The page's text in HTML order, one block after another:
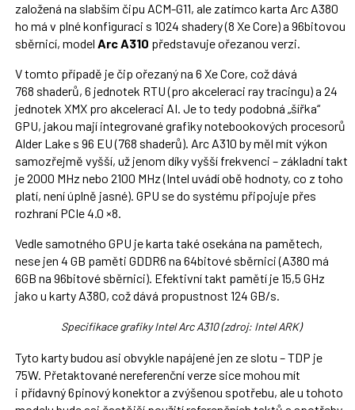
založená na slabším čipu ACM-G11, ale zatímco karta Arc A380
ho má v plné konfiguraci s 1024 shadery (8 Xe Core) a 96bitovou
sběrnicí, model Arc A310 představuje ořezanou verzi.
V tomto případě je čip ořezaný na 6 Xe Core, což dává
768 shaderů, 6 jednotek RTU (pro akceleraci ray tracingu) a 24
jednotek XMX pro akceleraci AI. Je to tedy podobná „šířka“
GPU, jakou mají integrované grafiky notebookových procesorů
Alder Lake s 96 EU (768 shaderů). Arc A310 by měl mít výkon
samozřejmě vyšší, už jenom díky vyšší frekvenci – základní takt
je 2000 MHz nebo 2100 MHz (Intel uvádí obě hodnoty, co z toho
platí, není úplně jasné). GPU se do systému připojuje přes
rozhraní PCIe 4.0 ×8.
Vedle samotného GPU je karta také osekána na pamětech,
nese jen 4 GB paměti GDDR6 na 64bitové sběrnici (A380 má
6GB na 96bitové sběrnici). Efektivní takt pamětí je 15,5 GHz
jako u karty A380, což dává propustnost 124 GB/s.
Specifikace grafiky Intel Arc A310 (zdroj: Intel ARK)
Tyto karty budou asi obvykle napájené jen ze slotu – TDP je
75W. Přetaktované nereferenční verze sice mohou mít
i přídavný 6pinový konektor a zvýšenou spotřebu, ale u tohoto